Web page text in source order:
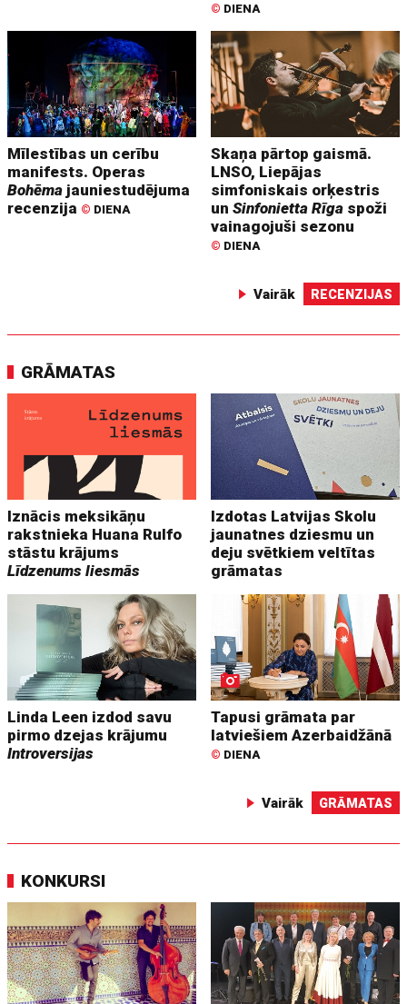
© DIENA
Mīlestības un cerību
manifests. Operas
Bohēma jauniestudējuma
recenzija © DIENA
Skaņa pārtop gaismā.
LNSO, Liepājas
simfoniskais orķestris
unSinfonietta Rīga spoži
vainagojuši sezonu
© DIENA
Vairāk RECENZIJAS
GRĀMATAS
Iznācis meksikāņu
rakstnieka Huana Rulfo
stāstu krājums
Līdzenums liesmās
Izdotas Latvijas Skolu
jaunatnes dziesmu un
deju svētkiem veltītas
grāmatas
Linda Leen izdod savu
pirmo dzejas krājumu
Introversijas
Tapusi grāmata par
latviešiem Azerbaidžānā
© DIENA
Vairāk GRĀMATAS
KONKURSI